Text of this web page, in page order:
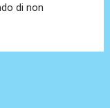
di non